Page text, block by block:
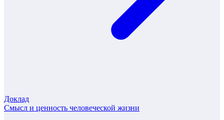
Доклад
Смысл и ценность человеческой жизни